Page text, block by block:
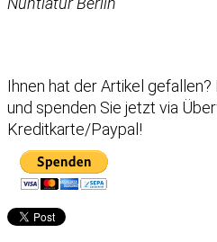
Ihnen hat der Artikel gefallen?
und spenden Sie jetzt via
Kreditkarte/Paypal!